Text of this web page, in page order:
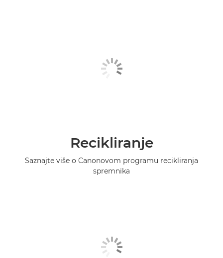
Recikliranje
Saznajte više o Canonovom programu recikliranja
spremnika